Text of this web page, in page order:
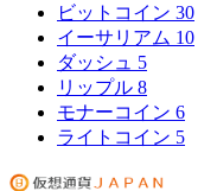
ビットコイン 30
イーサリアム 10
ダッシュ 5
リップル 8
モナーコイン 6
ライトコイン 5